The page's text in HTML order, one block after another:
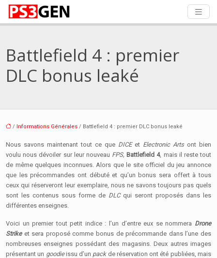
Battlefield 4 : premier
DLC bonus leaké
/ Informations Générales / Battlefield 4 : premier DLC bonus leaké
Nous savons maintenant tout ce que DICEet Electronic Artsont bien
voulu nous dévoiler sur leur nouveau FPS, Battlefield 4, mais il reste tout
de même quelques inconnues. Alors que le site officiel du jeu annonce
que les précommandes ont débuté et qu’un bonus sera offert à tous
ceux qui réserveront leur exemplaire, nous ne savons toujours pas quels
sont les contenus sous forme de DLCqui seront proposés dans les
différentes enseignes.
Voici un premier tout petit indice : l’un d’entre eux se nommera Drone
Strikeet sera proposé comme bonus de précommande dans l’une des
nombreuses enseignes possédant des magasins. Deux autres images
présentant un goodieissu d’un packde réservation ont été publiées, mais